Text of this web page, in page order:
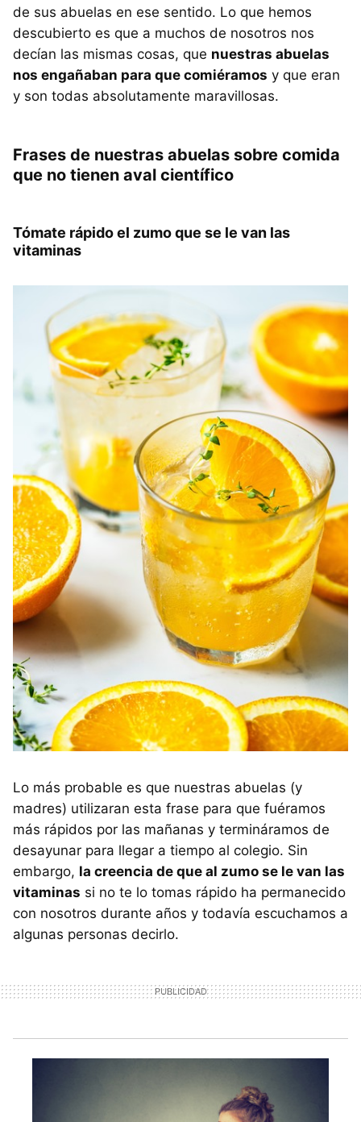
de sus abuelas en ese sentido. Lo que hemos
descubierto es que a muchos de nosotros nos
decían las mismas cosas, que nuestras abuelas
nos engañaban para que comiéramos y que eran
y son todas absolutamente maravillosas.
Frases de nuestras abuelas sobre comida
que no tienen aval científico
Tómate rápido el zumo que se le van las
vitaminas
Lo más probable es que nuestras abuelas (y
madres) utilizaran esta frase para que fuéramos
más rápidos por las mañanas y termináramos de
desayunar para llegar a tiempo al colegio. Sin
embargo, la creencia de que al zumo se le van las
vitaminas si no te lo tomas rápido ha permanecido
con nosotros durante años y todavía escuchamos a
algunas personas decirlo.